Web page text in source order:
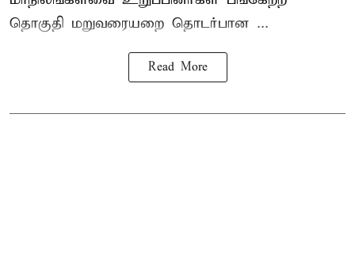
தொகுதி மறுவரையறை தொடர்பான ...
Read More